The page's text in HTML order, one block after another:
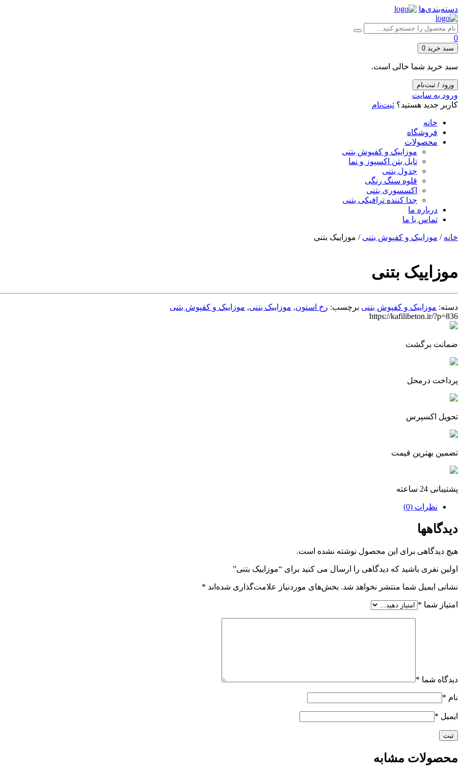
دسته‌بندی‌ها
0
سبد خرید 0
سبد خرید شما خالی است.
ورود / ثبت‌نام
ورود به سایت
کاربر جدید هستید؟ ثبت‌نام
خانه
فروشگاه
محصولات
موزاییک و کفپوش بتنی
تایل بتن اکسپوز و نما
جدول بتنی
قلوه سنگ رنگی
اکسسوری بتنی
جدا کننده ترافیکی بتنی
درباره ما
تماس با ما
خانه / موزاییک و کفپوش بتنی / موزاییک بتنی
موزاییک بتنی
دسته: موزاییک و کفپوش بتنی برچسب: رخ استون, موزاییک بتنی, موزاییک و کفپوش بتنی
https://kafilibeton.ir/?p=836
ضمانت برگشت
پرداخت درمحل
تحویل اکسپرس
تضمین بهترین قیمت
پشتیبانی 24 ساعته
نظرات (0)
دیدگاهها
هیچ دیدگاهی برای این محصول نوشته نشده است.
اولین نفری باشید که دیدگاهی را ارسال می کنید برای “موزاییک بتنی”
نشانی ایمیل شما منتشر نخواهد شد. بخش‌های موردنیاز علامت‌گذاری شده‌اند *
امتیاز شما *
دیدگاه شما *
نام *
ایمیل *
محصولات مشابه